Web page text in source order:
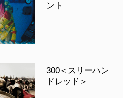
ント
300＜スリーハン
ドレッド＞